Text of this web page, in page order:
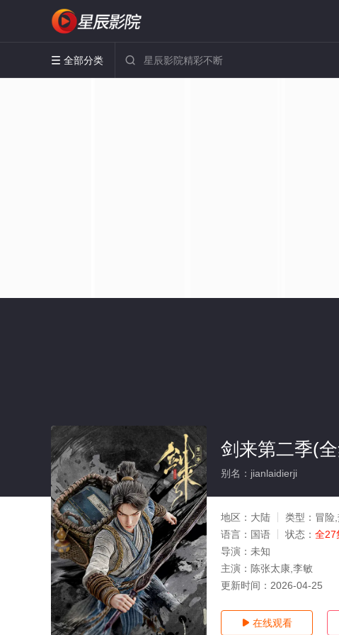
 全部分类 
剑来第二季(
别名：jianlaidierji
地区： 大陆 类型： 冒险
语言： 国语 状态： 全27
导演： 未知
主演： 陈张太康,李敏
更新时间： 2026-04-25
 在线观看